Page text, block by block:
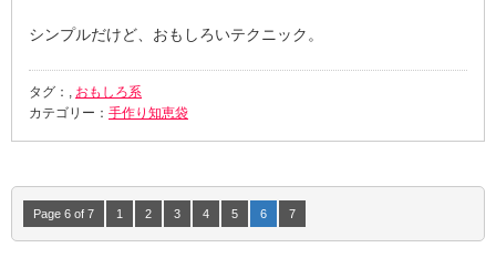
シンプルだけど、おもしろいテクニック。
タグ：, おもしろ系
カテゴリー： 手作り知恵袋
Page 6 of 7 1 2 3 4 5 6 7